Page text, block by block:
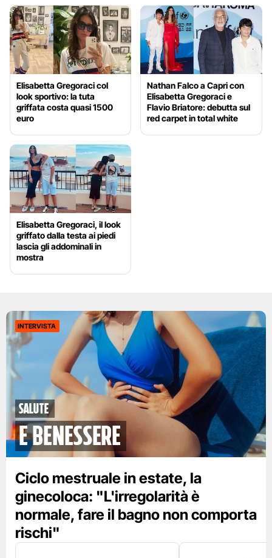
Elisabetta Gregoraci col
look sportivo: la tuta
griffata costa quasi 1500
euro
Nathan Falco a Capri con
Elisabetta Gregoraci e
Flavio Briatore: debutta sul
red carpet in total white
Elisabetta Gregoraci, il look
griffato dalla testa ai piedi
lascia gli addominali in
mostra
INTERVISTA
Salute
e benessere
Ciclo mestruale in estate, la
ginecoloca: "L'irregolarità è
normale, fare il bagno non comporta
rischi"